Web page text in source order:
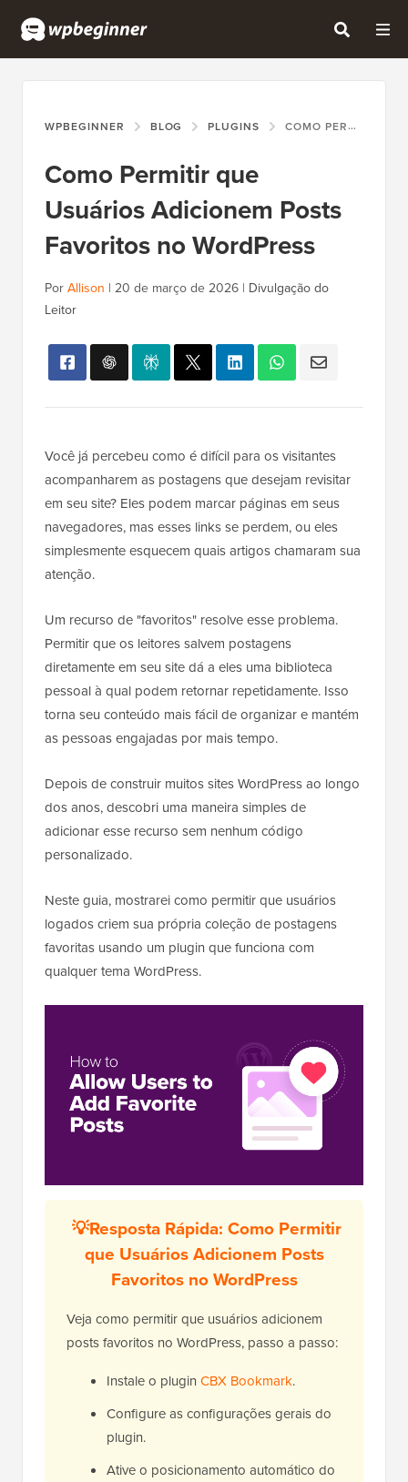
WPBEGINNER BLOG PLUGINS COMO PERMITIR QUE USUÁRIOS ADICIONEM POSTS FAVORITOS NO WORDPRESS
Como Permitir que
Usuários Adicionem Posts
Favoritos no WordPress
PorAllison | 20 de março de 2026 | Divulgação do
Leitor
Você já percebeu como é difícil para os visitantes
acompanharem as postagens que desejam revisitar
em seu site? Eles podem marcar páginas em seus
navegadores, mas esses links se perdem, ou eles
simplesmente esquecem quais artigos chamaram sua
atenção.
Um recurso de "favoritos" resolve esse problema.
Permitir que os leitores salvem postagens
diretamente em seu site dá a eles uma biblioteca
pessoal à qual podem retornar repetidamente. Isso
torna seu conteúdo mais fácil de organizar e mantém
as pessoas engajadas por mais tempo.
Depois de construir muitos sites WordPress ao longo
dos anos, descobri uma maneira simples de
adicionar esse recurso sem nenhum código
personalizado.
Neste guia, mostrarei como permitir que usuários
logados criem sua própria coleção de postagens
favoritas usando um plugin que funciona com
qualquer tema WordPress.
💡Resposta Rápida: Como Permitir
que Usuários Adicionem Posts
Favoritos no WordPress
Veja como permitir que usuários adicionem
posts favoritos no WordPress, passo a passo:
Instale o plugin CBX Bookmark.
Configure as configurações gerais do
plugin.
Ative o posicionamento automático do